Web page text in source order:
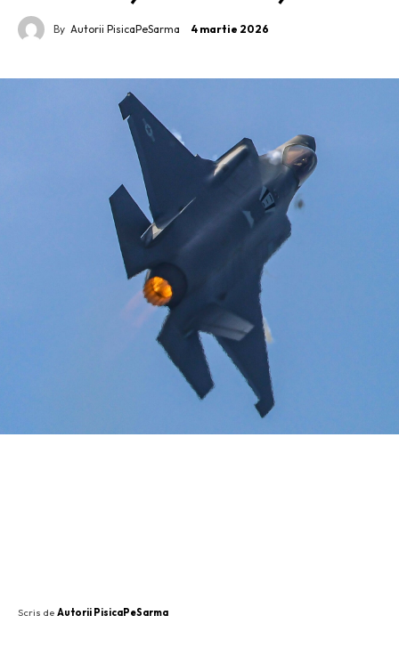
By Autorii PisicaPeSarma 4 martie 2026
Scris de Autorii PisicaPeSarma